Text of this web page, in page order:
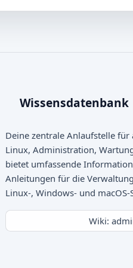
Wissensdatenbank
Deine zentrale Anlaufstelle
Linux, Administration,
bietet umfassende
Anleitungen für die
Linux-, Windows- und macOS-
Wiki: